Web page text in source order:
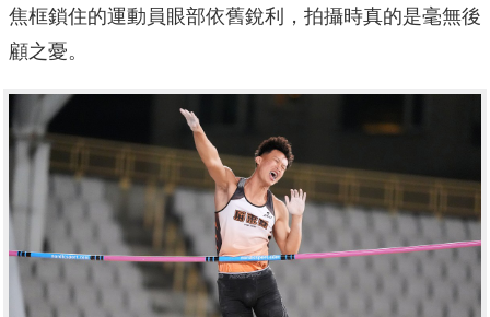
焦框鎖住的運動員眼部依舊銳利，拍攝時真的是毫無後
顧之憂。